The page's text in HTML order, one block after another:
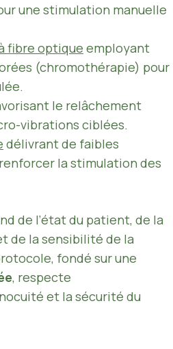
une stimulation manuelle
fibre optique employant
(chromothérapie) pour
le relâchement
vibrations ciblées.
délivrant de faibles
la stimulation des
de l’état du patient, de la
de la sensibilité de la
fondé sur une
, respecte
et la sécurité du